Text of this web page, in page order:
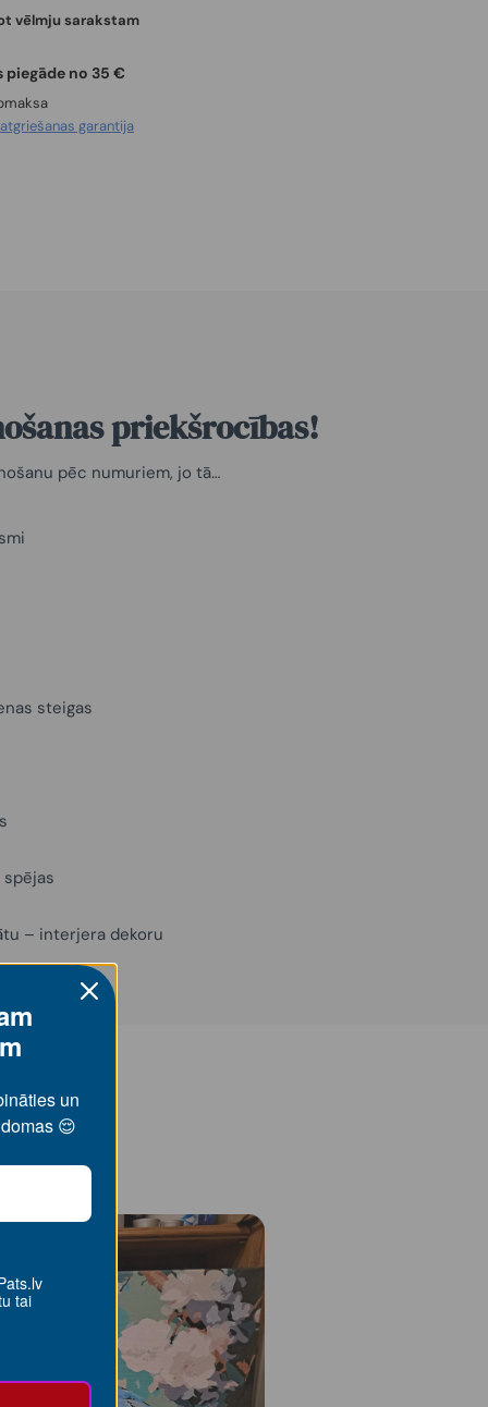
vēlmju sarakstam
piegāde no 35 €
atgriešanas garantija
priekšrocības!
pēc numuriem, jo tā…
steigas
– interjera dekoru
un
😌
tai